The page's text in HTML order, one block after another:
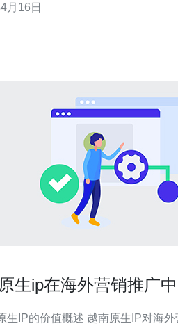
月16日
生ip在海外营销推广
生IP的价值概述 越南原生IP对海